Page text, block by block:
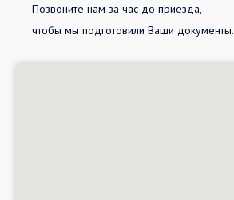
Позвоните нам за час до приезда,
чтобы мы подготовили Ваши документы.